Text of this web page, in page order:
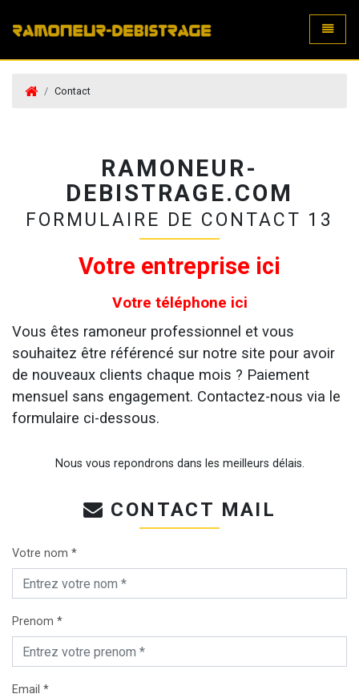
Contact
RAMONEUR-
DEBISTRAGE.COM
FORMULAIRE DE CONTACT 13
Votre entreprise ici
Votre téléphone ici
Vous êtes ramoneur professionnel et vous
souhaitez être référencé sur notre site pour avoir
de nouveaux clients chaque mois ? Paiement
mensuel sans engagement. Contactez-nous via le
formulaire ci-dessous.
Nous vous repondrons dans les meilleurs délais.
CONTACT MAIL
Votre nom *
Prenom *
Email *